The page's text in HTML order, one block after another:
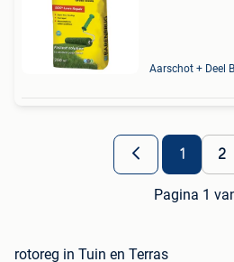
Aarschot + Deel
1 2
Pagina 1
rotoreg in Tuin en Terras